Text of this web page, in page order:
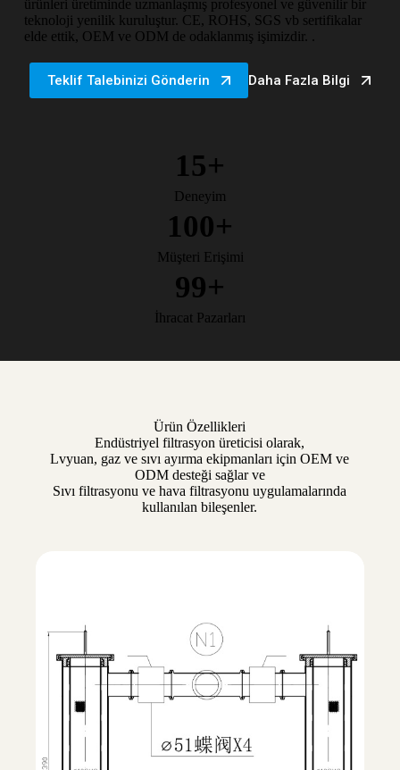
ürünleri üretiminde uzmanlaşmış profesyonel ve güvenilir bir
teknoloji yenilik kuruluştur. CE, ROHS, SGS vb sertifikalar
elde ettik, OEM ve ODM de odaklanmış işimizdir. .
Teklif Talebinizi Gönderin Daha Fazla Bilgi
15+
Deneyim
100+
Müşteri Erişimi
100+
İhracat Pazarları
Ürün Özellikleri
Endüstriyel filtrasyon üreticisi olarak,
Lvyuan, gaz ve sıvı ayırma ekipmanları için OEM ve
ODM desteği sağlar ve
Sıvı filtrasyonu ve hava filtrasyonu uygulamalarında
kullanılan bileşenler.